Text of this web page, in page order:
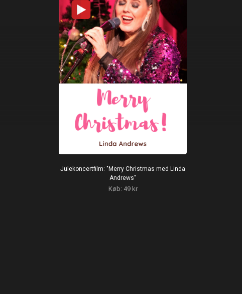
Julekoncertfilm: "Merry Christmas med Linda
Andrews"
Køb: 49 kr